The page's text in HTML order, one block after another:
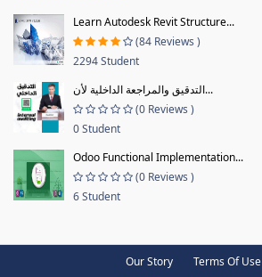
Learn Autodesk Revit Structure...
(84 Reviews )
2294 Student
التدقيق والمراجعة الداخلية لأن...
(0 Reviews )
0 Student
Odoo Functional Implementation...
(0 Reviews )
6 Student
Our Story Terms Of Use